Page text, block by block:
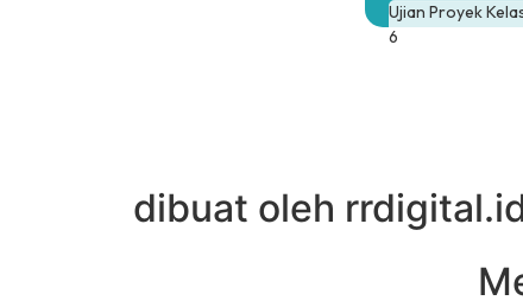
Ujian Proyek
6
dibuat oleh